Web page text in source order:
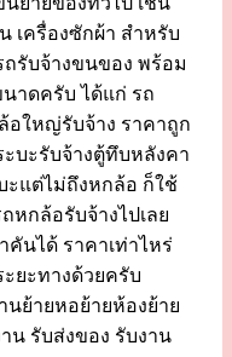
เครื่องซักผ้า สำหรับ
รับจ้างขนของ พร้อม
าดครับ ได้แก่ รถ
อใหญ่รับจ้าง ราคาถูก
บะรับจ้างตู้ทึบหลังคา
ะแต่ไม่ถึงหกล้อ ก็ใช้
หกล้อรับจ้างไปเลย
นได้ ราคาเท่าไหร่
ยะทางด้วยครับ
ย้ายหอย้ายห้องย้าย
น รับส่งของ รับงาน